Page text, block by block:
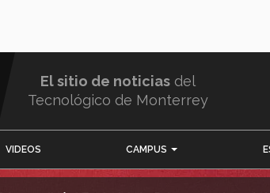
El sitio de noticias del
Tecnológico de Monterrey
VIDEOS CAMPUS